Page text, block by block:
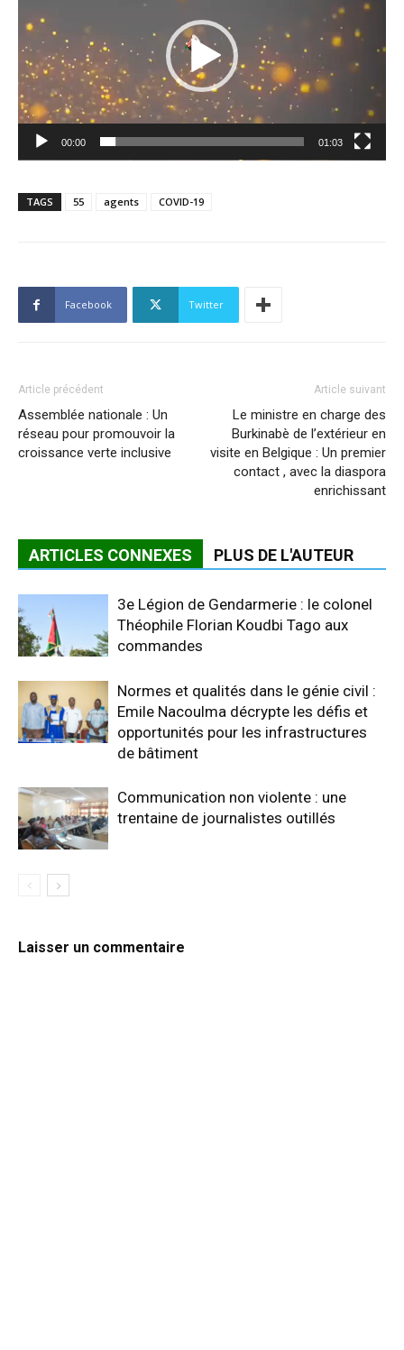
00:00 01:03
TAGS 55 agents COVID-19
Facebook Twitter
Article précédent
Assemblée nationale : Un
réseau pour promouvoir la
croissance verte inclusive
Article suivant
Le ministre en charge des
Burkinabè de l’extérieur en
visite en Belgique : Un premier
contact , avec la diaspora
enrichissant
ARTICLES CONNEXES PLUS DE L'AUTEUR
3e Légion de Gendarmerie : le colonel
Théophile Florian Koudbi Tago aux
commandes
Normes et qualités dans le génie civil :
Emile Nacoulma décrypte les défis et
opportunités pour les infrastructures
de bâtiment
Communication non violente : une
trentaine de journalistes outillés
Laisser un commentaire